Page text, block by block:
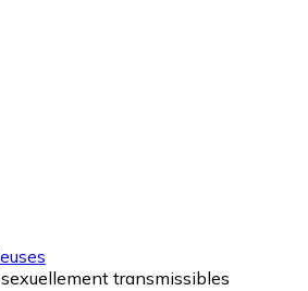
transmissibles